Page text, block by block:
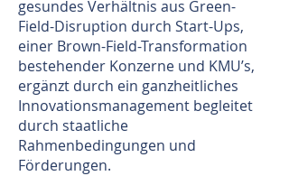
gesundes Verhältnis aus Green-
Field-Disruption durch Start-Ups,
einer Brown-Field-Transformation
bestehender Konzerne und KMU’s,
ergänzt durch ein ganzheitliches
Innovationsmanagement begleitet
durch staatliche
Rahmenbedingungen und
Förderungen.